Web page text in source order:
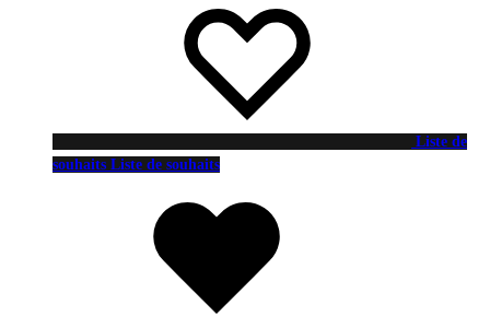
Liste de
souhaits Liste de souhaits